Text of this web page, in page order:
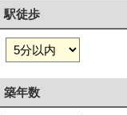
駅徒歩
築年数